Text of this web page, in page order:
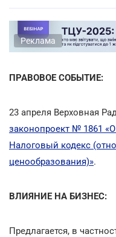
Реклама
ПРАВОВОЕ СОБЫТИЕ:
23 апреля Верховная
законопроект № 1861
Налоговый кодекс
ценообразования)».
ВЛИЯНИЕ НА БИЗНЕС:
Предлагается, в